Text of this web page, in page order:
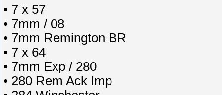
• 7 x 57
• 7mm / 08
• 7mm Remington BR
• 7 x 64
• 7mm Exp / 280
• 280 Rem Ack Imp